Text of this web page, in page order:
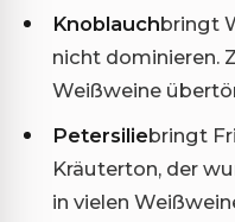
Knoblauchbringt
nicht dominieren.
Weißweine
Petersiliebringt
Kräuterton, der
in vielen